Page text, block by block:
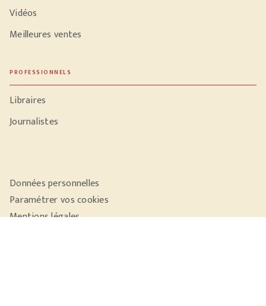
Vidéos
Meilleures ventes
PROFESSIONNELS
Libraires
Journalistes
Données personnelles
Paramétrer vos cookies
Mentions légales